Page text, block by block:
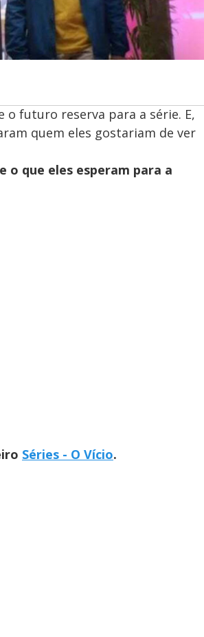
o futuro reserva para a série. E,
quem eles gostariam de ver
o que eles esperam para a
Séries - O Vício.